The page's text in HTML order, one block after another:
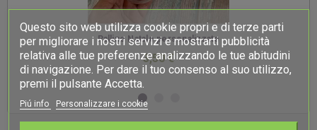
Palline Natale personalizzate
3,50 €
Questo sito web utilizza cookie propri e di terze parti
per migliorare i nostri servizi e mostrarti pubblicità
relativa alle tue preferenze analizzando le tue abitudini
di navigazione. Per dare il tuo consenso al suo utilizzo,
premi il pulsante Accetta.
Piú info Personalizzare i cookie